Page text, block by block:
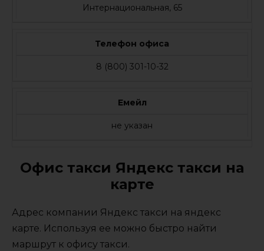
Интернациональная, 65
Телефон офиса
8 (800) 301-10-32
Емейл
не указан
Офис такси Яндекс такси на
карте
Адрес компании Яндекс такси на яндекс
карте. Используя ее можно быстро найти
маршрут к офису такси.